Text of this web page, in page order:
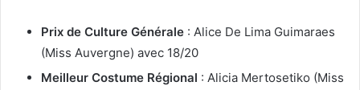
Prix de Culture Générale : Alice De Lima Guimaraes
(Miss Auvergne) avec 18/20
Meilleur Costume Régional : Alicia Mertosetiko (Miss